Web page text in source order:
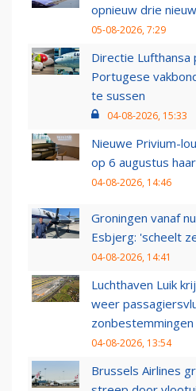
opnieuw drie
05-08-2026, 7:29
Directie
Portugese
te sussen
04-08-2026, 15:33
Nieuwe Privium-
op 6 augustus
04-08-2026, 14:46
Groningen vanaf
Esbjerg: 'scheelt
04-08-2026, 14:41
Luchthaven Luik
weer
zonbestemmingen
04-08-2026, 13:54
Brussels Airlines